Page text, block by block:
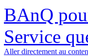
BAnQ
Service
Aller directement au